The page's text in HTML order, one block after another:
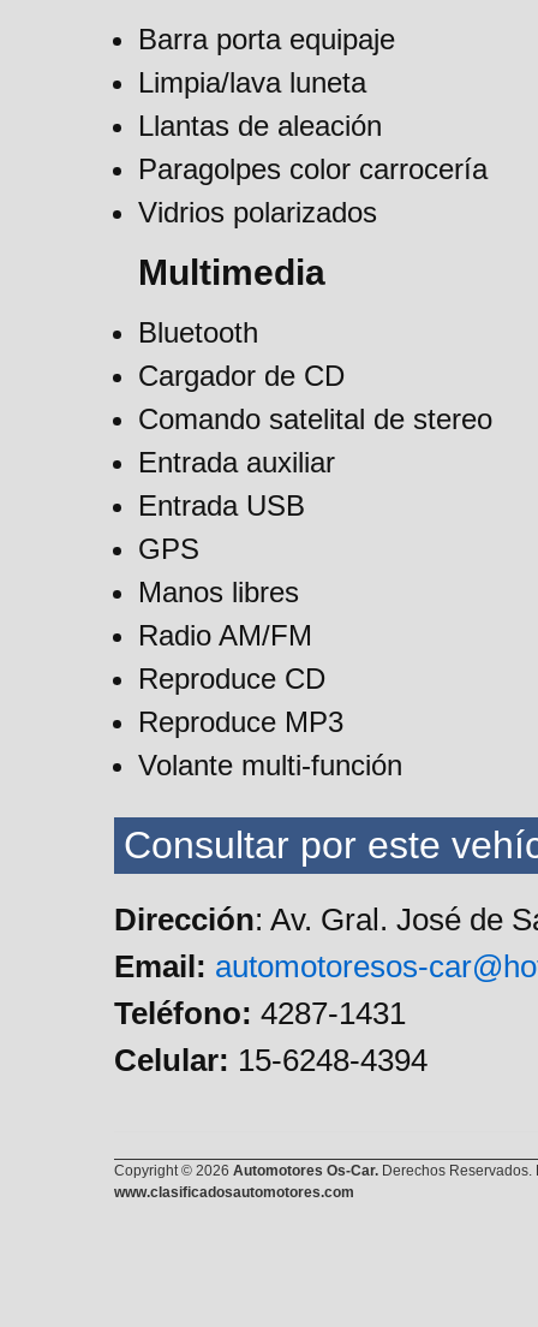
Barra porta equipaje
Limpia/lava luneta
Llantas de aleación
Paragolpes color carrocería
Vidrios polarizados
Multimedia
Bluetooth
Cargador de CD
Comando satelital de stereo
Entrada auxiliar
Entrada USB
GPS
Manos libres
Radio AM/FM
Reproduce CD
Reproduce MP3
Volante multi-función
Consultar por este
Dirección: Av. Gral. José de
Email: automotoresos-
Teléfono: 4287-1431
Celular: 15-6248-4394
Copyright © 2026 Automotores Os-Car. Derechos
www.clasificadosautomotores.com